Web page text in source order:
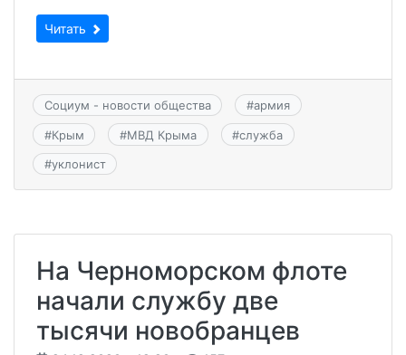
Читать
Социум - новости общества #армия
#Крым #МВД Крыма #служба
#уклонист
На Черноморском флоте
начали службу две
тысячи новобранцев